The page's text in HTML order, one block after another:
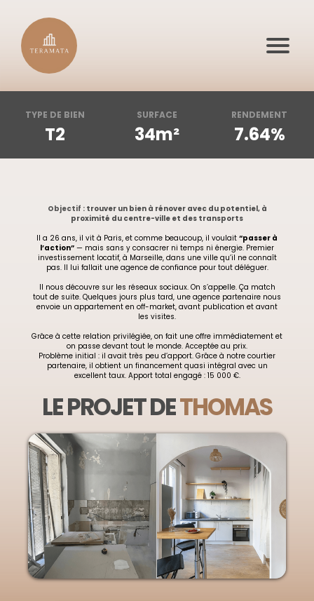
TYPE DE BIEN
T2
SURFACE
34m²
RENDEMENT
7.64%
Objectif : trouver un bien à rénover avec du potentiel, à
proximité du centre-ville et des transports
Il a 26 ans, il vit à Paris, et comme beaucoup, il voulait “passer à
l’action” — mais sans y consacrer ni temps ni énergie. Premier
investissement locatif, à Marseille, dans une ville qu’il ne connaît
pas. Il lui fallait une agence de confiance pour tout déléguer.
Il nous découvre sur les réseaux sociaux. On s’appelle. Ça match
tout de suite. Quelques jours plus tard, une agence partenaire nous
envoie un appartement en off-market, avant publication et avant
les visites.
Grâce à cette relation privilégiée, on fait une offre immédiatement et
on passe devant tout le monde. Acceptée au prix.
Problème initial : il avait très peu d’apport. Grâce à notre courtier
partenaire, il obtient un financement quasi intégral avec un
excellent taux. Apport total engagé : 15 000 €.
LE PROJET DETHOMAS